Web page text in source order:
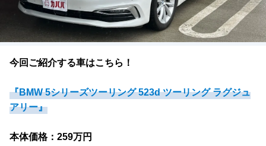
今回ご紹介する車はこちら！
『BMW 5シリーズツーリング 523d ツーリング ラグジュ
アリー』
本体価格：259万円